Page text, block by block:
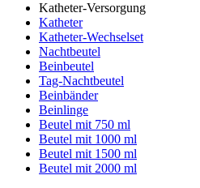
Katheter-Versorgung
Katheter
Katheter-Wechselset
Nachtbeutel
Beinbeutel
Tag-Nachtbeutel
Beinbänder
Beinlinge
Beutel mit 750 ml
Beutel mit 1000 ml
Beutel mit 1500 ml
Beutel mit 2000 ml